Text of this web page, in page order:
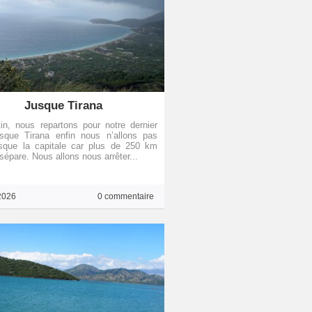
Jusque Tirana
nous repartons pour notre dernier
Tirana enfin nous n’allons pas
la capitale car plus de 250 km
Nous allons nous arrêter...
0 commentaire